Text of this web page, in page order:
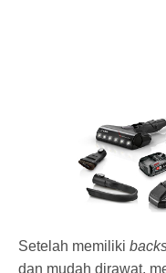
Setelah memiliki
dan mudah dirawat,